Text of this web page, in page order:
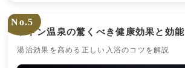
No.5
ラドン温泉の驚くべき健康効果と効能
湯治効果を高める正しい入浴のコツを解説